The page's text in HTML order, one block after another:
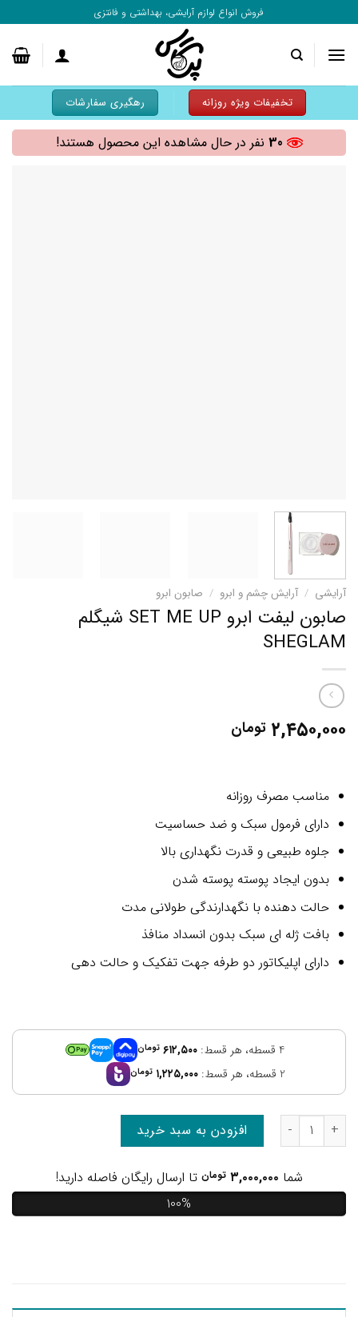
محتوا
بروید
فروش انواع لوازم آرایشی، بهداشتی و فانتزی
تخفیفات ویژه روزانه رهگیری سفارشات
30 نفر در حال مشاهده این محصول هستند!
آرایشی / آرایش چشم و ابرو / صابون ابرو
صابون لیفت ابرو SET ME UP شیگلم
SHEGLAM
۲,۴۵۰,۰۰۰ تومان
مناسب مصرف روزانه
دارای فرمول سبک و ضد حساسیت
جلوه طبیعی و قدرت نگهداری بالا
بدون ایجاد پوسته پوسته شدن
حالت دهنده با نگهدارندگی طولانی مدت
بافت ژله ای سبک بدون انسداد منافذ
دارای اپلیکاتور دو طرفه جهت تفکیک و حالت دهی
4 قسطه، هر قسط: ۶۱۲,۵۰۰ تومان
2 قسطه، هر قسط: ۱,۲۲۵,۰۰۰ تومان
افزودن به سبد خرید
شما ۳,۰۰۰,۰۰۰ تومان تا ارسال رایگان فاصله دارید!
100%